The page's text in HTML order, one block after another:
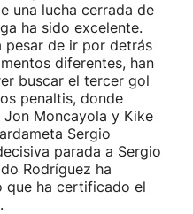
una lucha cerrada de
ha sido excelente.
pesar de ir por detrás
diferentes, han
buscar el tercer gol
penaltis, donde
Jon Moncayola y Kike
Sergio
parada a Sergio
Rodríguez ha
que ha certificado el